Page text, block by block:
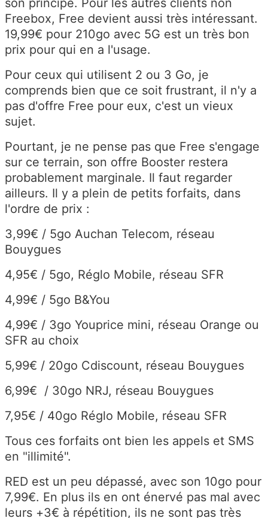
son principe. Pour les autres clients non
Freebox, Free devient aussi très intéressant.
19,99€ pour 210go avec 5G est un très bon
prix pour qui en a l'usage.
Pour ceux qui utilisent 2 ou 3 Go, je
comprends bien que ce soit frustrant, il n'y a
pas d'offre Free pour eux, c'est un vieux
sujet.
Pourtant, je ne pense pas que Free s'engage
sur ce terrain, son offre Booster restera
probablement marginale. Il faut regarder
ailleurs. Il y a plein de petits forfaits, dans
l'ordre de prix :
3,99€ / 5go Auchan Telecom, réseau
Bouygues
4,95€ / 5go, Réglo Mobile, réseau SFR
4,99€ / 5go B&You
4,99€ / 3go Youprice mini, réseau Orange ou
SFR au choix
5,99€ / 20go Cdiscount, réseau Bouygues
6,99€ / 30go NRJ, réseau Bouygues
7,95€ / 40go Réglo Mobile, réseau SFR
Tous ces forfaits ont bien les appels et SMS
en "illimité".
RED est un peu dépassé, avec son 10go pour
7,99€. En plus ils en ont énervé pas mal avec
leurs +3€ à répétition, ils ne sont pas très